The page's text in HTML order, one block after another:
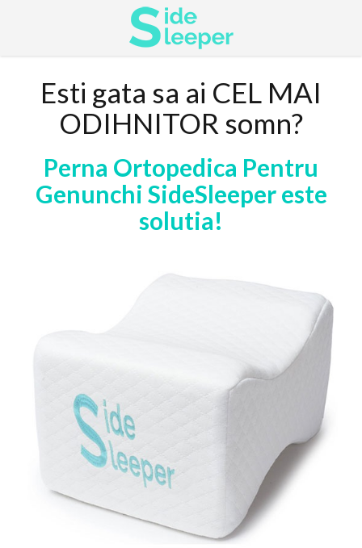
Esti gata sa ai CEL MAI
ODIHNITOR somn?
Perna Ortopedica Pentru
Genunchi SideSleeper este
solutia!